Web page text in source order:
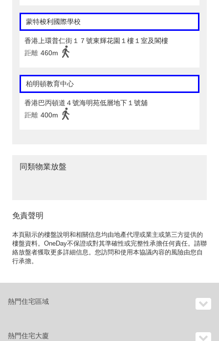
蒙特梭利國際學校
香港上環普仁街１７號東輝花園１樓１室及閣樓
距離 460m
柏明頓教育中心
香港巴丙頓道４號海明苑低層地下１號舖
距離 400m
同類物業放盤
免責聲明
本頁顯示的樓盤說明和相關信息均由地產代理或業主或第三方提供的
樓盤資料。OneDay不保證或對其準確性或完整性承擔任何責任。請聯
絡放盤者獲取更多詳細信息。您訪問和使用本協議內容的風險由您自
行承擔。
熱門住宅區域
熱門住宅大廈